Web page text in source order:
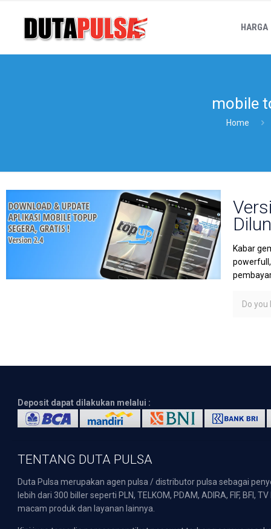
HARGA
mobile
Home
Kabar
Do you
Deposit dapat dilakukan melalui :
TENTANG DUTA PULSA
Duta Pulsa merupakan agen pulsa / distributor pulsa sebagai
lebih dari 300 biller seperti PLN, TELKOM, PDAM, ADIRA, FIF,
macam produk dan layanan lainnya.